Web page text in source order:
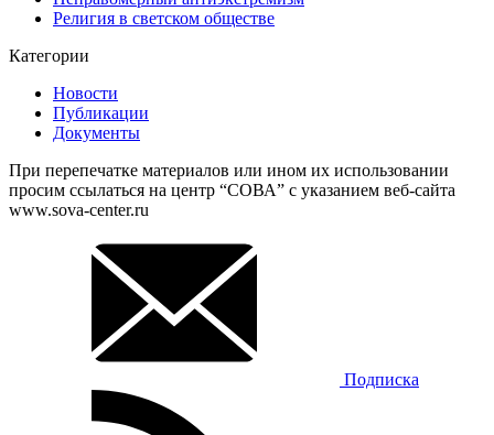
Религия в светском обществе
Категории
Новости
Публикации
Документы
При перепечатке материалов или ином их использовании
просим ссылаться на центр “СОВА” с указанием веб-сайта
www.sova-center.ru
Подписка